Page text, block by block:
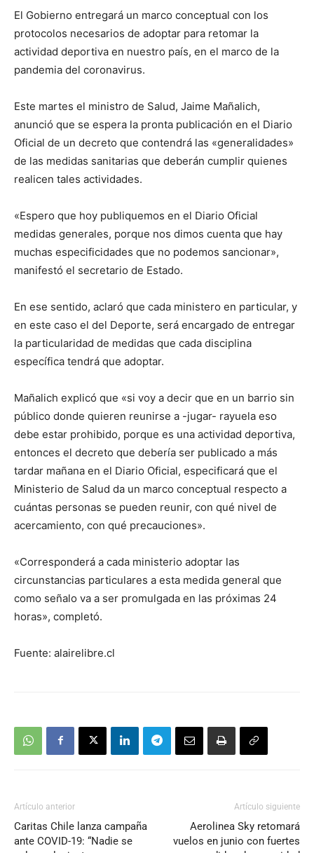
El Gobierno entregará un marco conceptual con los
protocolos necesarios de adoptar para retomar la
actividad deportiva en nuestro país, en el marco de la
pandemia del coronavirus.
Este martes el ministro de Salud, Jaime Mañalich,
anunció que se espera la pronta publicación en el Diario
Oficial de un decreto que contendrá las «generalidades»
de las medidas sanitarias que deberán cumplir quienes
realicen tales actividades.
«Espero que hoy publiquemos en el Diario Oficial
medidas generales, porque nos dimos cuenta que hay
muchas especificidades que no podemos sancionar»,
manifestó el secretario de Estado.
En ese sentido, aclaró que cada ministero en particular, y
en este caso el del Deporte, será encargado de entregar
la particularidad de medidas que cada disciplina
específica tendrá que adoptar.
Mañalich explicó que «si voy a decir que en un barrio sin
público donde quieren reunirse a -jugar- rayuela eso
debe estar prohibido, porque es una actividad deportiva,
entonces el decreto que debería ser publicado a más
tardar mañana en el Diario Oficial, especificará que el
Ministerio de Salud da un marco conceptual respecto a
cuántas personas se pueden reunir, con qué nivel de
acercamiento, con qué precauciones».
«Corresponderá a cada ministerio adoptar las
circunstancias particulares a esta medida general que
como señalo va a ser promulgada en las próximas 24
horas», completó.
Fuente: alairelibre.cl
Artículo anterior
Caritas Chile lanza campaña
ante COVID-19: “Nadie se
Artículo siguiente
Aerolinea Sky retomará
vuelos en junio con fuertes